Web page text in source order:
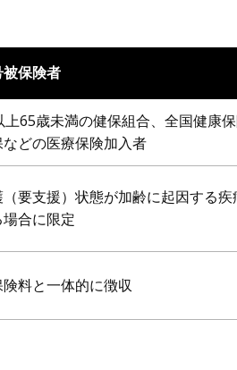
保険者
上65歳未満の健保組合、全国健康
どの医療保険加入者
要支援）状態が加齢に起因する疾
合に限定
料と一体的に徴収